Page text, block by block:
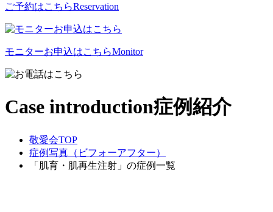
ご予約はこちらReservation
モニターお申込はこちらMonitor
Case introduction症例紹介
敬愛会TOP
症例写真（ビフォーアフター）
「肌育・肌再生注射」の症例一覧